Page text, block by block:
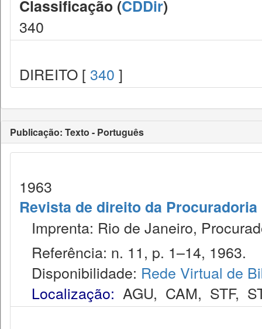
Classificação (CDDir)
340
DIREITO [ 340 ]
Publicação: Texto - Português
1963
Revista de direito da Procuradoria
Imprenta: Rio de Janeiro,
Referência: n. 11, p. 1–14, 1963.
Disponibilidade: Rede Virtual de
Localização: AGU, CAM, STF,